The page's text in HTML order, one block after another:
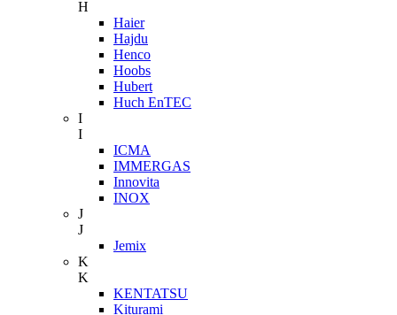
H
Haier
Hajdu
Henco
Hoobs
Hubert
Huch EnTEC
I
I
ICMA
IMMERGAS
Innovita
INOX
J
J
Jemix
K
K
KENTATSU
Kiturami